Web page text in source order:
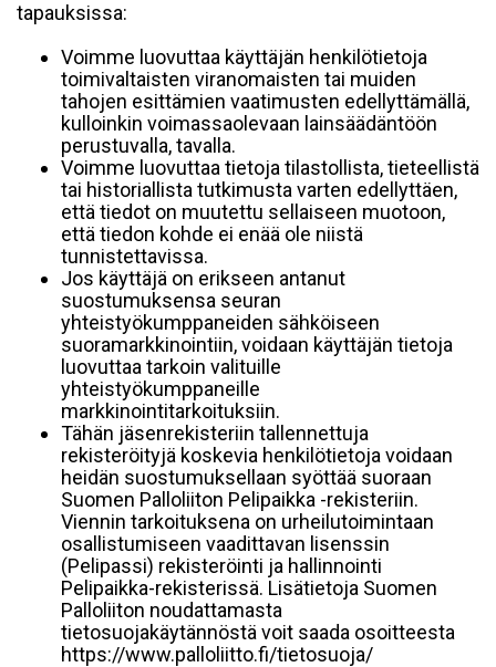
tapauksissa:
Voimme luovuttaa käyttäjän henkilötietoja
toimivaltaisten viranomaisten tai muiden
tahojen esittämien vaatimusten edellyttämällä,
kulloinkin voimassaolevaan lainsäädäntöön
perustuvalla, tavalla.
Voimme luovuttaa tietoja tilastollista, tieteellistä
tai historiallista tutkimusta varten edellyttäen,
että tiedot on muutettu sellaiseen muotoon,
että tiedon kohde ei enää ole niistä
tunnistettavissa.
Jos käyttäjä on erikseen antanut
suostumuksensa seuran
yhteistyökumppaneiden sähköiseen
suoramarkkinointiin, voidaan käyttäjän tietoja
luovuttaa tarkoin valituille
yhteistyökumppaneille
markkinointitarkoituksiin.
Tähän jäsenrekisteriin tallennettuja
rekisteröityjä koskevia henkilötietoja voidaan
heidän suostumuksellaan syöttää suoraan
Suomen Palloliiton Pelipaikka -rekisteriin.
Viennin tarkoituksena on urheilutoimintaan
osallistumiseen vaadittavan lisenssin
(Pelipassi) rekisteröinti ja hallinnointi
Pelipaikka-rekisterissä. Lisätietoja Suomen
Palloliiton noudattamasta
tietosuojakäytännöstä voit saada osoitteesta
https://www.palloliitto.fi/tietosuoja/